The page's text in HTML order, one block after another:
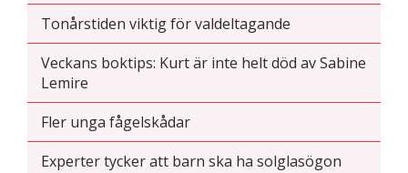
Tonårstiden viktig för valdeltagande
Veckans boktips: Kurt är inte helt död av Sabine
Lemire
Fler unga fågelskådar
Experter tycker att barn ska ha solglasögon
med dig av dina
beteende när du
surfar ökar du
chansen att få se
personligt
anpassat innehåll
och erbjudanden.